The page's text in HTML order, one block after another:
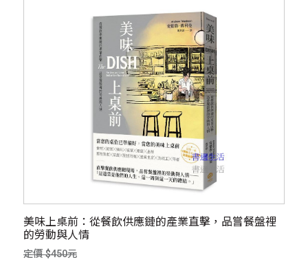
美味上桌前：從餐飲供應鏈的產業直擊，品嘗餐盤裡
的勞動與人情
定價 $450元